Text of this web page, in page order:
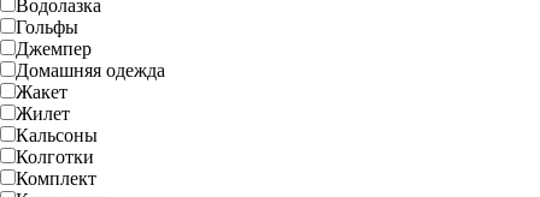
Водолазка
Гольфы
Джемпер
Домашняя одежда
Жакет
Жилет
Кальсоны
Колготки
Комплект